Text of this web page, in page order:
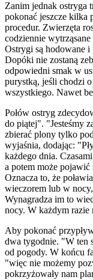
Zanim jednak ostryga
pokonać jeszcze kilka
procedur. Zwierzęta
codziennie
Ostrygi są hodowane i
Dopóki nie zostaną
odpowiedni smak w
purystką, jeśli chodzi
wszystkiego. Nawet
Połów ostryg
do piątej". "Jesteśmy
zbierać plony tylko
wyjaśnia, dodając:
każdego dnia.
a potem może
Oznacza to, że
wieczorem lub w
Wynagradza im to
nocy. W każdym razie
Aby pokonać
dwa tygodnie. "W ten
od pogody. W końcu
"więc nie możemy
pokrzyżowały nam